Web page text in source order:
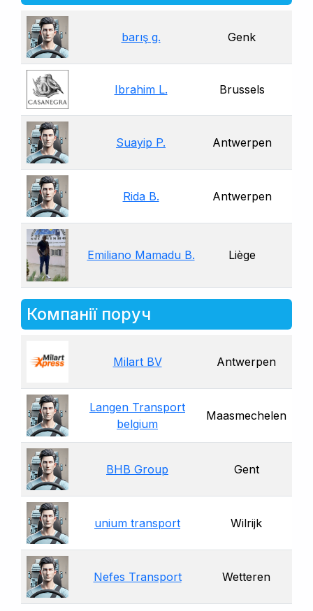
barış g. Genk
Ibrahim L. Brussels
Suayip P. Antwerpen
Rida B. Antwerpen
Emiliano Mamadu B. Liège
Компанії поруч
Milart BV Antwerpen
Langen Transport
belgium
Maasmechelen
BHB Group Gent
unium transport Wilrijk
Nefes Transport Wetteren